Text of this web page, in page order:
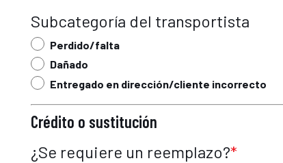
Subcategoría del transportista
Perdido/falta
Dañado
Entregado en dirección/cliente incorrecto
Crédito o sustitución
¿Se requiere un reemplazo?